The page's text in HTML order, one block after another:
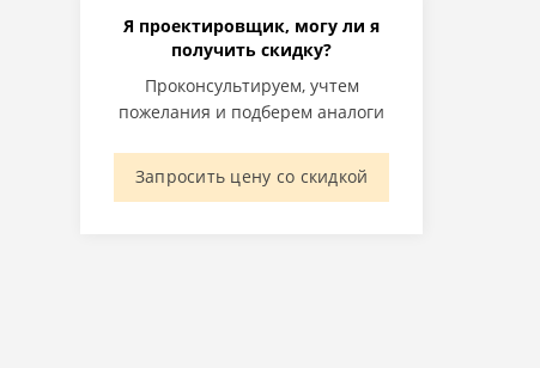
Я проектировщик, могу ли я
получить скидку?
Проконсультируем, учтем
пожелания и подберем аналоги
Запросить цену со скидкой